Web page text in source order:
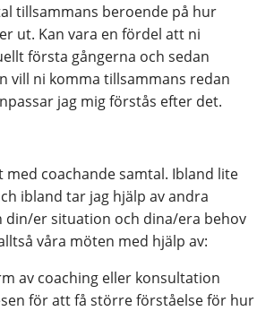
tillsammans beroende på hur
ut. Kan vara en fördel att ni
första gångerna och sedan
vill ni komma tillsammans redan
jag mig förstås efter det.
med coachande samtal. Ibland lite
ibland tar jag hjälp av andra
din/er situation och dina/era behov
våra möten med hjälp av:
av coaching eller konsultation
för att få större förståelse för hur